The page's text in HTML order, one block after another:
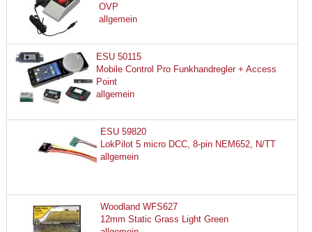
OVP
allgemein
ESU 50115
Mobile Control Pro Funkhandregler + Access
Point
allgemein
ESU 59820
LokPilot 5 micro DCC, 8-pin NEM652, N/TT
allgemein
Woodland WFS627
12mm Static Grass Light Green